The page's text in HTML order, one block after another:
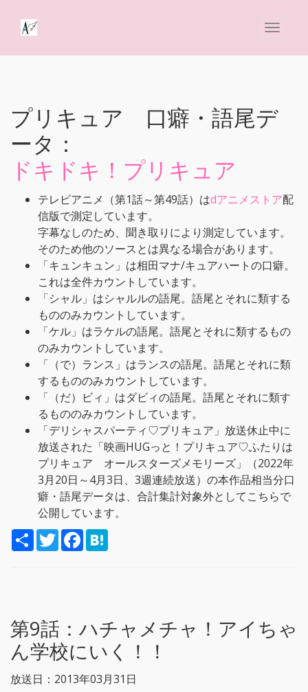
プリキュア 口癖・語尾デ
ータ：
ドキドキ！プリキュア
テレビアニメ（第1話～第49話）はdアニメストア配
信版で測定しています。
字幕なしのため、聞き取りにより測定しています。
そのため他のソースとは異なる場合があります。
「キュンキュン」は相田マナ/キュアハートの口癖。
これは全件カウントしています。
「シャル」はシャルルの語尾。語尾とそれに類する
もののみカウントしています。
「ケル」はラケルの語尾。語尾とそれに類するもの
のみカウントしています。
「（で）ランス」はランスの語尾。語尾とそれに類
するもののみカウントしています。
「（だ）ビィ」はダビィの語尾。語尾とそれに類す
るもののみカウントしています。
「デリシャスパーティ♡プリキュア」放送休止中に
放送された「映画HUGっと！プリキュア♡ふたりは
プリキュア オールスターズメモリーズ」（2022年
3月20日～4月3日、3週連続放送）の本作品相当分口
癖・語尾データは、合計集計対象外としてこちらで
公開しています。
S
h
T
w
F
a
第9話： ハチャメチャ！アイちゃ
ん学校にいく！！
放送日：2013年03月31日